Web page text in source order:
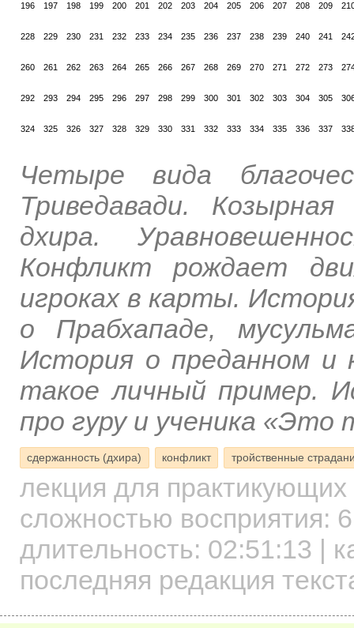
196 197 198 199 200 201 202 203 204 205 206 207 208 209
228 229 230 231 232 233 234 235 236 237 238 239 240 241
260 261 262 263 264 265 266 267 268 269 270 271 272 273
292 293 294 295 296 297 298 299 300 301 302 303 304 305
324 325 326 327 328 329 330 331 332 333 334 335 336 337
Четыре вида
Триведавади.
дхира.
Конфликт рождает
игроках в карты.
о Прабхападе,
История о преданном и
такое личный пример.
про гуру и ученика «Это
сдержанность (дхира) конфликт тройственные
лекция для практикующих
сложностью восприятия: 6
длительность: 02:51:13 |
последняя редакция